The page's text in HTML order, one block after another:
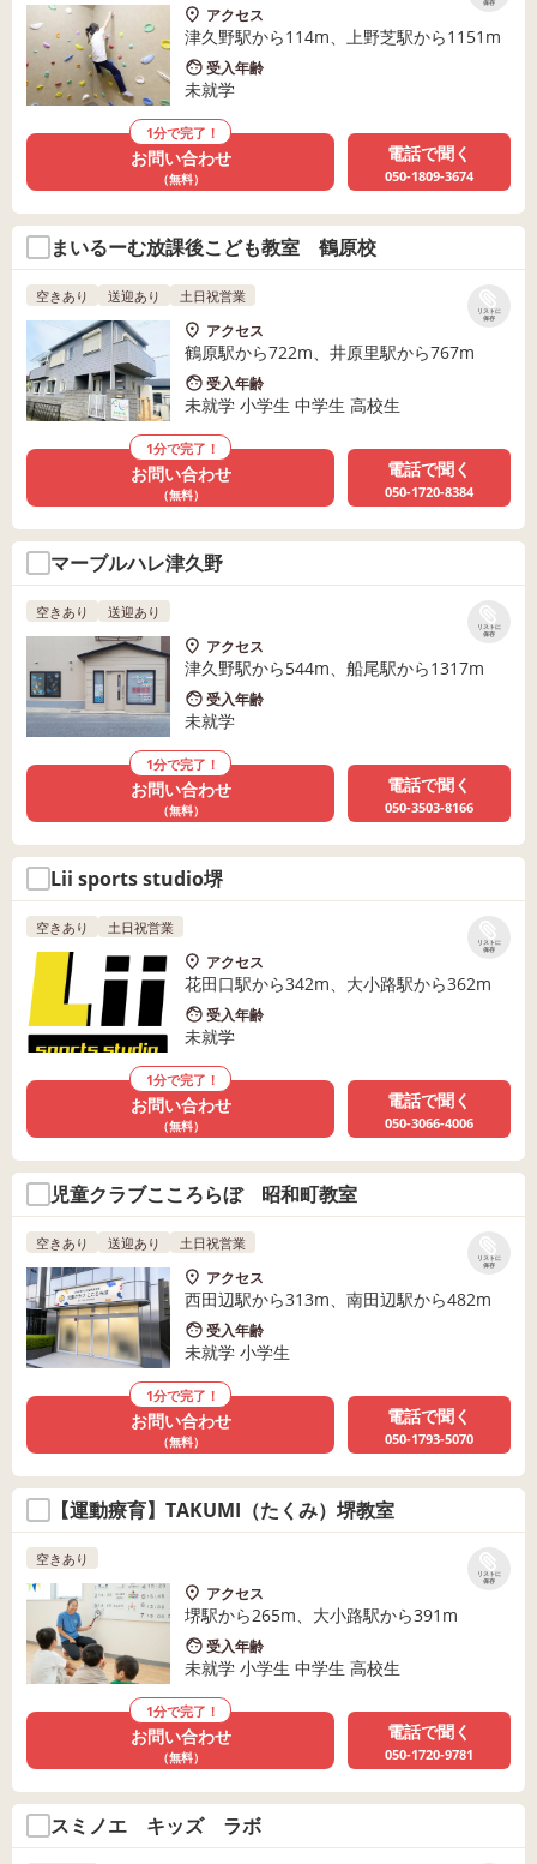
保存
アクセス
津久野駅から114m、上野芝駅から1151m
受入年齢
未就学
1分で完了！
お問い合わせ
（無料）
電話で聞く
050-1809-3674
まいるーむ放課後こども教室 鶴原校
リストに
保存
空きあり 送迎あり 土日祝営業
アクセス
鶴原駅から722m、井原里駅から767m
受入年齢
未就学 小学生 中学生 高校生
1分で完了！
お問い合わせ
（無料）
電話で聞く
050-1720-8384
マーブルハレ津久野
リストに
保存
空きあり 送迎あり
アクセス
津久野駅から544m、船尾駅から1317m
受入年齢
未就学
1分で完了！
お問い合わせ
（無料）
電話で聞く
050-3503-8166
Lii sports studio堺
リストに
保存
空きあり 土日祝営業
アクセス
花田口駅から342m、大小路駅から362m
受入年齢
未就学
1分で完了！
お問い合わせ
（無料）
電話で聞く
050-3066-4006
児童クラブこころらぼ 昭和町教室
リストに
保存
空きあり 送迎あり 土日祝営業
アクセス
西田辺駅から313m、南田辺駅から482m
受入年齢
未就学 小学生
1分で完了！
お問い合わせ
（無料）
電話で聞く
050-1793-5070
【運動療育】TAKUMI（たくみ）堺教室
リストに
保存
空きあり
アクセス
堺駅から265m、大小路駅から391m
受入年齢
未就学 小学生 中学生 高校生
1分で完了！
お問い合わせ
（無料）
電話で聞く
050-1720-9781
スミノエ キッズ ラボ